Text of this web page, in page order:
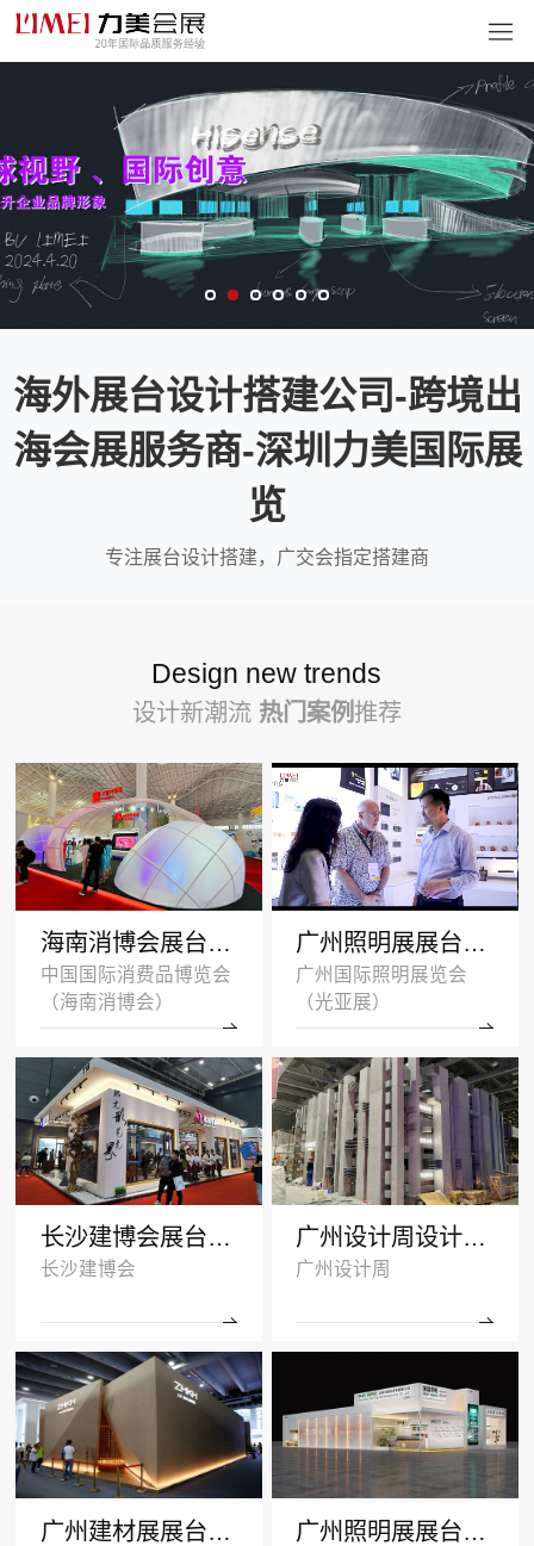
海外展台设计搭建公司-跨境出
海会展服务商-深圳力美国际展
览
专注展台设计搭建，广交会指定搭建商
Design new trends
设计新潮流 热门案例 推荐
海南消博会展台设计搭建案例-王府井集团-深圳展示设计公司
中国国际消费品博览会
（海南消博会）
广州照明展展台设计搭建案例 -沐光无主灯
广州国际照明展览会
（光亚展）
长沙建博会展台搭建案例-诺拓铝材
长沙建博会
广州设计周设计搭建案例-卡布奇诺瓷砖
广州设计周
广州建材展展台设计搭建案例-ZMKM芝麻开门 广州照明展展台搭建案例-国盈光电2024